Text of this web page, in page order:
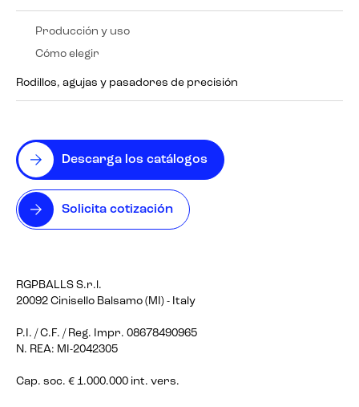
Descarga los catálogos
Solicita cotización
RGPBALLS S.r.l.
20092 Cinisello Balsamo (MI) - Italy
P.I. / C.F. / Reg. Impr. 08678490965
N. REA: MI-2042305
Cap. soc. € 1.000.000 int. vers.
Producción y uso
Cómo elegir
Rodillos, agujas y pasadores de precisión